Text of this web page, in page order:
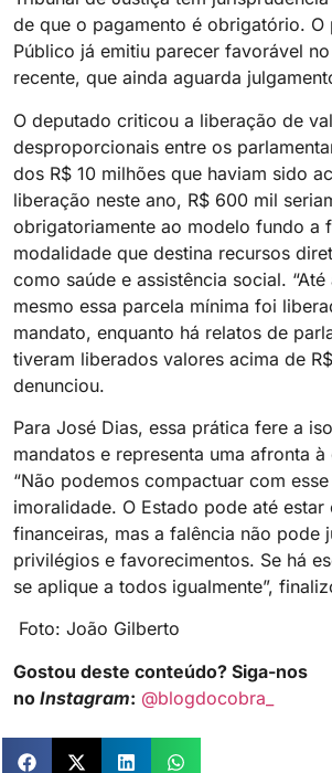
de que o pagamento é obrigatório.
Público já emitiu parecer favorável
recente, que ainda aguarda
O deputado criticou a liberação de
desproporcionais entre os
dos R$ 10 milhões que haviam sido
liberação neste ano, R$ 600 mil
obrigatoriamente ao modelo fundo a
modalidade que destina recursos
como saúde e assistência social. “Até
mesmo essa parcela mínima foi
mandato, enquanto há relatos de
tiveram liberados valores acima de
denunciou.
Para José Dias, essa prática fere a
mandatos e representa uma afronta
“Não podemos compactuar com
imoralidade. O Estado pode até
financeiras, mas a falência não pode
privilégios e favorecimentos. Se há
se aplique a todos igualmente”,
Foto: João Gilberto
Gostou deste conteúdo? Siga-nos
no Instagram: @blogdocobra_